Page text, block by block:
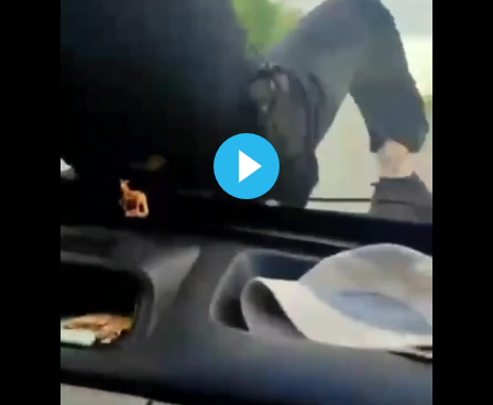
Səfərbərlikdən qaçan sürücü
avtomobili qadın polis
25.05.2026